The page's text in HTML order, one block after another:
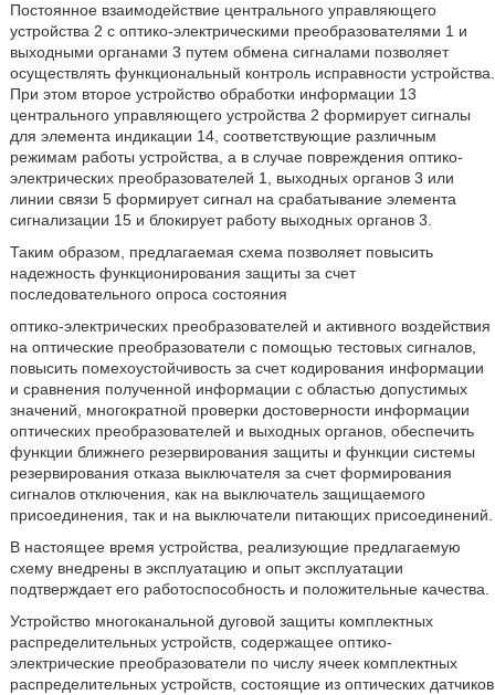
Постоянное взаимодействие центрального управляющего
устройства 2 с оптико-электрическими преобразователями 1 и
выходными органами 3 путем обмена сигналами позволяет
осуществлять функциональный контроль исправности устройства.
При этом второе устройство обработки информации 13
центрального управляющего устройства 2 формирует сигналы
для элемента индикации 14, соответствующие различным
режимам работы устройства, а в случае повреждения оптико-
электрических преобразователей 1, выходных органов 3 или
линии связи 5 формирует сигнал на срабатывание элемента
сигнализации 15 и блокирует работу выходных органов 3.
Таким образом, предлагаемая схема позволяет повысить
надежность функционирования защиты за счет
последовательного опроса состояния
оптико-электрических преобразователей и активного воздействия
на оптические преобразователи с помощью тестовых сигналов,
повысить помехоустойчивость за счет кодирования информации
и сравнения полученной информации с областью допустимых
значений, многократной проверки достоверности информации
оптических преобразователей и выходных органов, обеспечить
функции ближнего резервирования защиты и функции системы
резервирования отказа выключателя за счет формирования
сигналов отключения, как на выключатель защищаемого
присоединения, так и на выключатели питающих присоединений.
В настоящее время устройства, реализующие предлагаемую
схему внедрены в эксплуатацию и опыт эксплуатации
подтверждает его работоспособность и положительные качества.
Устройство многоканальной дуговой защиты комплектных
распределительных устройств, содержащее оптико-
электрические преобразователи по числу ячеек комплектных
распределительных устройств, состоящие из оптических датчиков